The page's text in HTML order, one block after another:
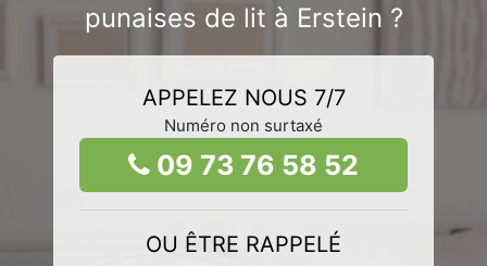
punaises de lit à Erstein ?
APPELEZ NOUS 7/7
Numéro non surtaxé
09 73 76 58 52
OU ÊTRE RAPPELÉ